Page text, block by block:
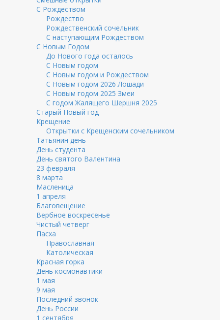
С Рождеством
Рождество
Рождественский сочельник
С наступающим Рождеством
С Новым Годом
До Нового года осталось
С Новым годом
С Новым годом и Рождеством
С Новым годом 2026 Лошади
С Новым годом 2025 Змеи
С годом Жалящего Шершня 2025
Старый Новый год
Крещение
Открытки с Крещенским сочельником
Татьянин день
День студента
День святого Валентина
23 февраля
8 марта
Масленица
1 апреля
Благовещение
Вербное воскресенье
Чистый четверг
Пасха
Православная
Католическая
Красная горка
День космонавтики
1 мая
9 мая
Последний звонок
День России
1 сентября